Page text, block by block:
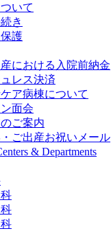
いて
き
護
における入院前納金
レス決済
ア病棟について
面会
ご案内
ご出産お祝いメール
& Departments